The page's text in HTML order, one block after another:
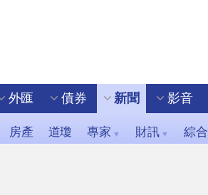
外匯 債券 新聞 影音
房產 道瓊 專家 ▼ 財訊 ▼ 綜合